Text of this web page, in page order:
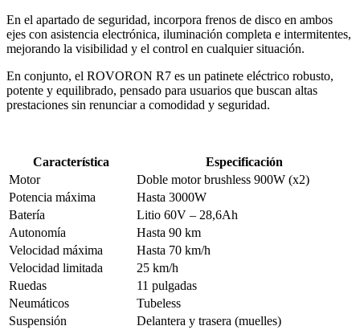
En el apartado de seguridad, incorpora frenos de disco en ambos
ejes con asistencia electrónica, iluminación completa e intermitentes,
mejorando la visibilidad y el control en cualquier situación.
En conjunto, el ROVORON R7 es un patinete eléctrico robusto,
potente y equilibrado, pensado para usuarios que buscan altas
prestaciones sin renunciar a comodidad y seguridad.
Característica
Especificación
Motor
Doble motor brushless 900W (x2)
Potencia máxima
Hasta 3000W
Batería
Litio 60V – 28,6Ah
Autonomía
Hasta 90 km
Velocidad máxima
Hasta 70 km/h
Velocidad limitada
25 km/h
Ruedas
11 pulgadas
Neumáticos
Tubeless
Suspensión
Delantera y trasera (muelles)